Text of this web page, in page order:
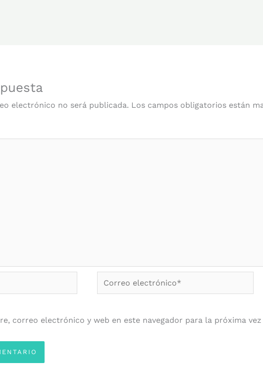
electrónico no será publicada. Los campos obligatorios están
Correo
electrónico*
correo electrónico y web en este navegador para la próxima